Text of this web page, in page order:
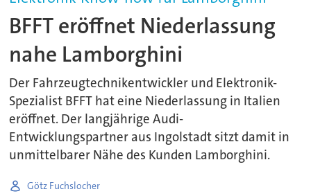
BFFT eröffnet Niederlassung
nahe Lamborghini
Der Fahrzeugtechnikentwickler und Elektronik-
Spezialist BFFT hat eine Niederlassung in Italien
eröffnet. Der langjährige Audi-
Entwicklungspartner aus Ingolstadt sitzt damit in
unmittelbarer Nähe des Kunden Lamborghini.
Götz Fuchslocher